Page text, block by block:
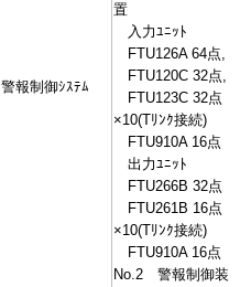
警報制御ｼｽﾃﾑ
置
入力ﾕﾆｯﾄ
FTU126A 64点,
FTU120C 32点,
FTU123C 32点
×10(Tﾘﾝｸ接続)
FTU910A 16点
出力ﾕﾆｯﾄ
FTU266B 32点
FTU261B 16点
×10(Tﾘﾝｸ接続)
FTU910A 16点
No.2 警報制御装